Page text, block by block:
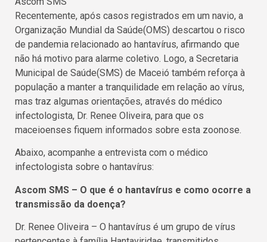
Recentemente, após casos registrados em um navio, a
Organização Mundial da Saúde(OMS) descartou o risco
de pandemia relacionado ao hantavírus, afirmando que
não há motivo para alarme coletivo. Logo, a Secretaria
Municipal de Saúde(SMS) de Maceió também reforça à
população a manter a tranquilidade em relação ao vírus,
mas traz algumas orientações, através do médico
infectologista, Dr. Renee Oliveira, para que os
maceioenses fiquem informados sobre esta zoonose.
Abaixo, acompanhe a entrevista com o médico
infectologista sobre o hantavírus:
Ascom SMS – O que é o hantavírus e como ocorre a
transmissão da doença?
Dr. Renee Oliveira – O hantavírus é um grupo de vírus